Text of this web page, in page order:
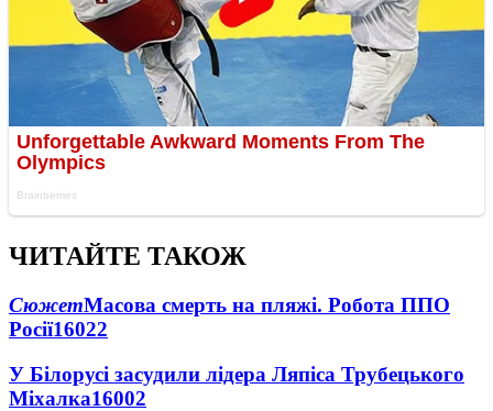
ЧИТАЙТЕ ТАКОЖ
СюжетМасова смерть на пляжі. Робота ППО
Росії16022
У Білорусі засудили лідера Ляпіса Трубецького
Міхалка16002